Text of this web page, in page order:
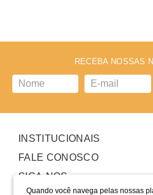
Quando você navega pelas nossas
RECEBA NOSSAS
INSTITUCIONAIS
FALE CONOSCO
SIGA-NOS